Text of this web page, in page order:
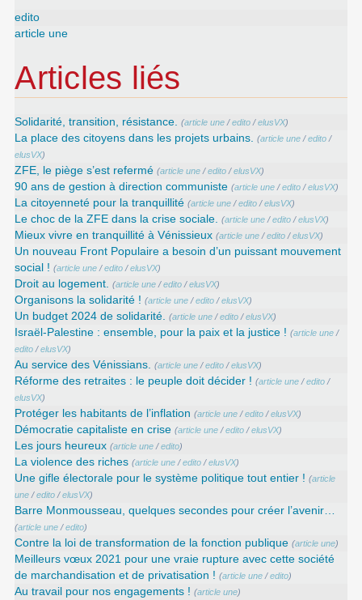
edito
article une
Articles liés
Solidarité, transition, résistance. (article une /edito /elusVX)
La place des citoyens dans les projets urbains. (article une /edito /
elusVX)
ZFE, le piège s’est refermé (article une /edito /elusVX)
90 ans de gestion à direction communiste (article une /edito /elusVX)
La citoyenneté pour la tranquillité (article une /edito /elusVX)
Le choc de la ZFE dans la crise sociale. (article une /edito /elusVX)
Mieux vivre en tranquillité à Vénissieux (article une /edito /elusVX)
Un nouveau Front Populaire a besoin d’un puissant mouvement
social ! (article une /edito /elusVX)
Droit au logement. (article une /edito /elusVX)
Organisons la solidarité ! (article une /edito /elusVX)
Un budget 2024 de solidarité. (article une /edito /elusVX)
Israël-Palestine : ensemble, pour la paix et la justice ! (article une /
edito /elusVX)
Au service des Vénissians. (article une /edito /elusVX)
Réforme des retraites : le peuple doit décider ! (article une /edito /
elusVX)
Protéger les habitants de l’inflation (article une /edito /elusVX)
Démocratie capitaliste en crise (article une /edito /elusVX)
Les jours heureux (article une /edito)
La violence des riches (article une /edito /elusVX)
Une gifle électorale pour le système politique tout entier ! (article
une /edito /elusVX)
Barre Monmousseau, quelques secondes pour créer l’avenir…
(article une /edito)
Contre la loi de transformation de la fonction publique (article une)
Meilleurs vœux 2021 pour une vraie rupture avec cette société
de marchandisation et de privatisation ! (article une /edito)
Au travail pour nos engagements ! (article une)